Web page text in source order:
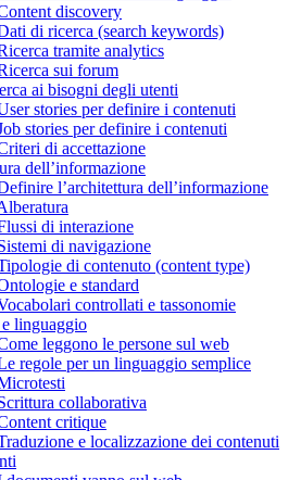
discovery
di ricerca (search keywords)
tramite analytics
sui forum
ai bisogni degli utenti
stories per definire i contenuti
stories per definire i contenuti
di accettazione
dell’informazione
l’architettura dell’informazione
di interazione
di navigazione
di contenuto (content type)
e standard
controllati e tassonomie
linguaggio
leggono le persone sul web
regole per un linguaggio semplice
collaborativa
critique
e localizzazione dei contenuti